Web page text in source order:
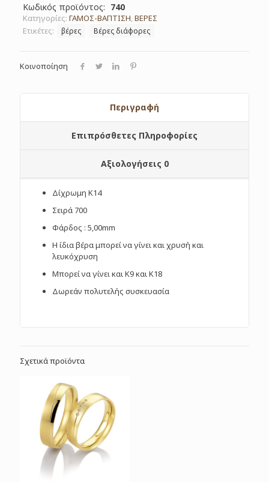
Κωδικός προϊόντος: 740
Κατηγορίες: ΓΑΜΟΣ-ΒΑΠΤΙΣΗ ΒΕΡΕΣ
Ετικέτες:
βέρες Βέρες διάφορες
Κοινοποίηση
Περιγραφή
Επιπρόσθετες Πληροφορίες
Αξιολογήσεις 0
Δίχρωμη Κ14
Σειρά 700
Φάρδος : 5,00mm
Η ίδια βέρα μπορεί να γίνει και χρυσή και
λευκόχρυση
Μπορεί να γίνει και Κ9 και Κ18
Δωρεάν πολυτελής συσκευασία
Σχετικά προϊόντα